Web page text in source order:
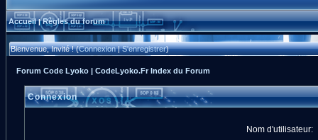
Accueil|Règles du forum
Bienvenue, Invité ! (Connexion|S'enregistrer)
Forum Code Lyoko | CodeLyoko.Fr Index du Forum
Connexion
Nom d'utilisateur: